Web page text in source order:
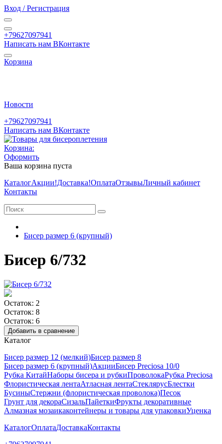
Вход / Регистрация
+79627097941
Написать нам ВКонтакте
Корзина
Новости
+79627097941
Написать нам ВКонтакте
Корзина:
Оформить
Ваша корзина пуста
КаталогАкции!Доставка!ОплатаОтзывыЛичный кабинет
Контакты
Бисер размер 6 (крупный)
Бисер 6/732
Остаток: 2
Остаток: 8
Остаток: 6
Добавить в сравнение
Каталог
Бисер размер 12 (мелкий)Бисер размер 8
Бисер размер 6 (крупный)АкцииБисер Preciosa 10/0
Рубка КитайНаборы бисера и рубкиПроволокаРубка Preciosa
Флористическая лентаАтласная лентаСтеклярусБлестки
БусиныСтержни (флористическая проволока)Песок
Грунт для декораСизальПайеткиФрукты декоративные
Алмазная мозаикаконтейнеры и товары для упаковкиУценка
КаталогОплатаДоставкаКонтакты